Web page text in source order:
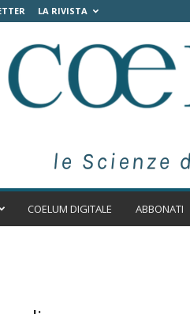
LA RIVISTA
COELUM DIGITALE ABBONATI